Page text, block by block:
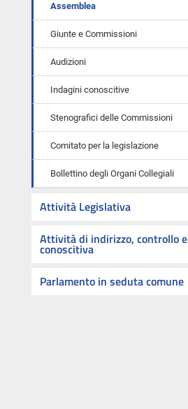
Assemblea
Giunte e Commissioni
Audizioni
Indagini conoscitive
Stenografici delle Commissioni
Comitato per la legislazione
Bollettino degli Organi Collegiali
Attività Legislativa
Attività di indirizzo, controllo e
conoscitiva
Parlamento in seduta comune